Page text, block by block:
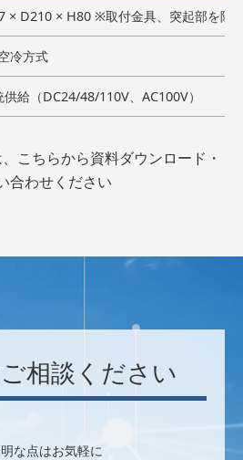
× D210 × H80 ※取付金具、突起部を除
冷方式
供給（DC24/48/110V、AC100V）
こちらから資料ダウンロード・
合わせください
相談ください
な点はお気軽に